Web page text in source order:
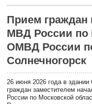
Прием граждан
МВД России по
ОМВД России
Солнечногорск
26 июня 2026 года в
граждан заместителем
России по Московской